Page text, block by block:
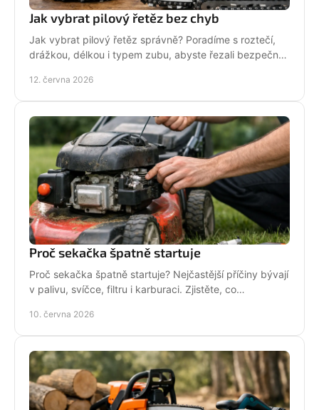
Jak vybrat pilový řetěz bez chyb
Jak vybrat pilový řetěz správně? Poradíme s roztečí,
drážkou, délkou i typem zubu, abyste řezali bezpečně,
12. června 2026
Proč sekačka špatně startuje
Proč sekačka špatně startuje? Nejčastější příčiny bývají
v palivu, svíčce, filtru i karburaci. Zjistěte, co
10. června 2026